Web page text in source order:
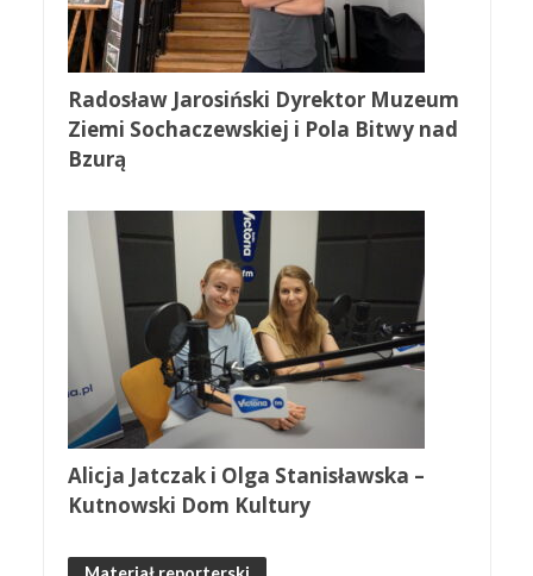
Radosław Jarosiński Dyrektor Muzeum
Ziemi Sochaczewskiej i Pola Bitwy nad
Bzurą
Alicja Jatczak i Olga Stanisławska –
Kutnowski Dom Kultury